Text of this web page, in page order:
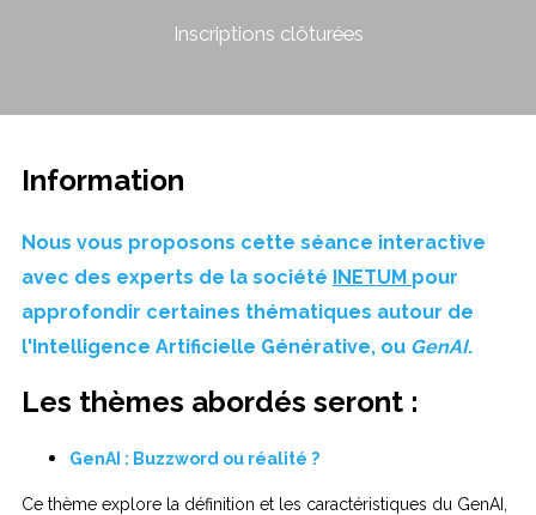
Inscriptions clôturées
Information
Nous vous proposons cette séance interactive
avec des experts de la société INETUM pour
approfondir certaines thématiques autour de
l'Intelligence Artificielle Générative, ou GenAI.
Les thèmes abordés seront :
GenAI : Buzzword ou réalité ?
Ce thème explore la définition et les caractéristiques du GenAI,